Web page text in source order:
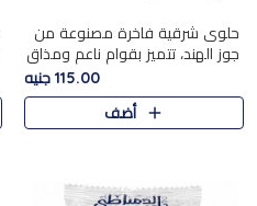
حلوى شرقية فاخرة مصنوعة من
جوز الهند، تتميز بقوام ناعم ومذاق
غني، وتزين بقطع من الفستق
الفاخر التي تضيف عليها قرمشة
115.00 جنيه
أضف